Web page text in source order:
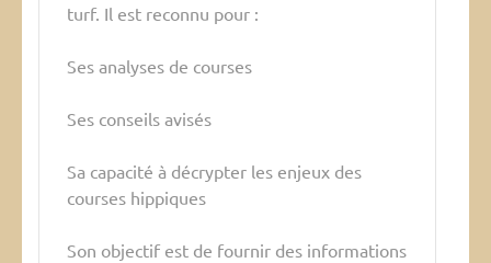
turf. Il est reconnu pour :
Ses analyses de courses
Ses conseils avisés
Sa capacité à décrypter les enjeux des
courses hippiques
Son objectif est de fournir des informations